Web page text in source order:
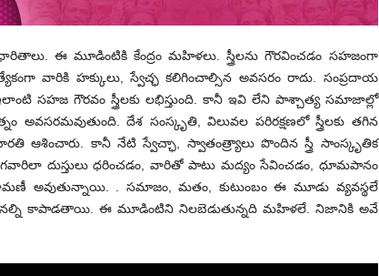
ఈ మూడింటికి కేంద్రం మహిళలు. స్త్రీలను గౌరవించడం సహజంగా
వారికి హక్కులు, స్వేచ్ఛ కలిగించాల్సిన అవసరం రాదు. సంప్రదాయ
సహజ గౌరవం స్త్రీలకు లభిస్తుంది. కానీ ఇవి లేని పాశ్చాత్య సమాజాల్లో
అవసరమవుతుంది. దేశ సంస్కృతి, విలువల పరిరక్షణలో స్త్రీలకు తగిన
కానీ నేటి స్వేచ్ఛా, స్వాతంత్ర్యాలు పొందిన స్త్రీ సాంస్కృతిక
దుస్తులు ధరించడం, వారితో పాటు మద్యం సేవించడం, ధూమపానం
అవుతున్నాయి. . సమాజం, మతం, కుటుంబం ఈ మూడు వ్య‌వ‌స్థ‌లే
కాపాడ‌తాయి. ఈ మూడింటిని నిల‌బెడుతున్నది మ‌హిళ‌లే. నిజానికి అవే